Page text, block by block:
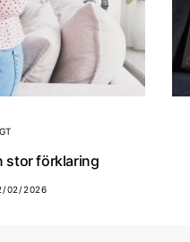
stor förklaring
02/2026